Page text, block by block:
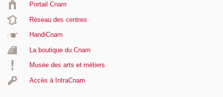
Portail Cnam
Réseau des centres
HandiCnam
La boutique du Cnam
Musée des arts et métiers
Accès à IntraCnam